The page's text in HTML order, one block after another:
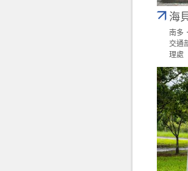
海
南多
交通
理處